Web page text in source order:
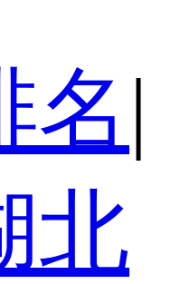
名 |
北